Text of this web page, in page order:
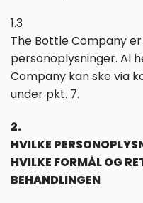
1.3
The Bottle Company
personoplysninger. Al
Company kan ske via
under pkt. 7.
2.
HVILKE
HVILKE FORMÅL OG
BEHANDLINGEN